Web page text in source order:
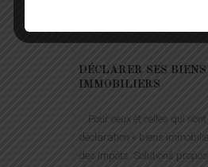
DÉCLARER SES BIENS
IMMOBILIERS
Pour ceux et celles qui
déclaration « biens
des impôts. Solutions